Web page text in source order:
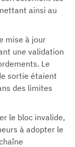
ainsi au
mise à jour
une validation
Le
sortie étaient
des limites
le bloc invalide,
à adopter le